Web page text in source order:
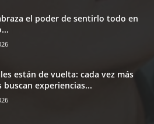
el poder de sentirlo todo en
están de vuelta: cada vez más
buscan experiencias...